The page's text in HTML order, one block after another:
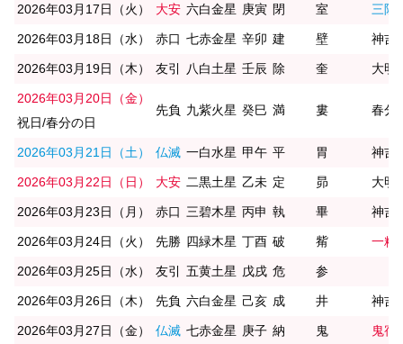
2026年03月17日（火） 大安 六白金星 庚寅 閉 室 三隣
2026年03月18日（水） 赤口 七赤金星 辛卯 建 壁 神吉
2026年03月19日（木） 友引 八白土星 壬辰 除 奎 大明
2026年03月20日（金）
祝日/春分の日
先負 九紫火星 癸巳 満 婁 春分/
2026年03月21日（土） 仏滅 一白水星 甲午 平 胃 神吉
2026年03月22日（日） 大安 二黒土星 乙未 定 昴 大明
2026年03月23日（月） 赤口 三碧木星 丙申 執 畢 神吉
2026年03月24日（火） 先勝 四緑木星 丁酉 破 觜 一粒
2026年03月25日（水） 友引 五黄土星 戊戌 危 参
2026年03月26日（木） 先負 六白金星 己亥 成 井 神吉
2026年03月27日（金） 仏滅 七赤金星 庚子 納 鬼 鬼宿